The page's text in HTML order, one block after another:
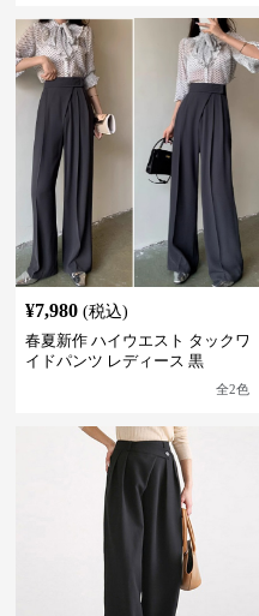
¥7,980 (税込)
春夏新作 ハイウエスト タックワ
イドパンツ レディース 黒
全2色